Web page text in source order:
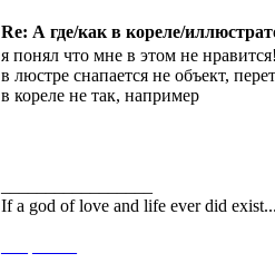
Re: А где/как в кореле/
я понял что мне в этом не
в люстре снапается не объект,
в кореле не так, например
If a god of love and life ever did